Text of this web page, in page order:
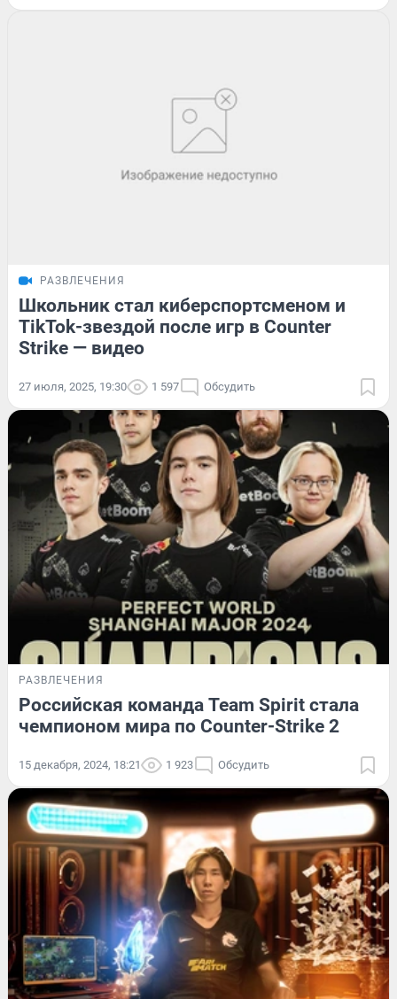
РАЗВЛЕЧЕНИЯ
Школьник стал киберспортсменом и
TikTok-звездой после игр в Counter
Strike — видео
27 июля, 2025, 19:30 1 597 Обсудить
РАЗВЛЕЧЕНИЯ
Российская команда Team Spirit стала
чемпионом мира по Counter-Strike 2
15 декабря, 2024, 18:21 1 923 Обсудить